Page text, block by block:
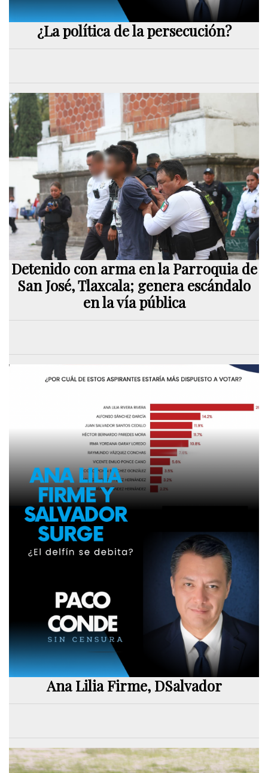
¿La política de la persecución?
Detenido con arma en la Parroquia de
San José, Tlaxcala; genera escándalo
en la vía pública
Ana Lilia Firme, DSalvador